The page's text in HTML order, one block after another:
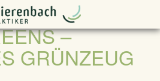
Greens – gesundes Grünzeug
–
GRÜNZEUG